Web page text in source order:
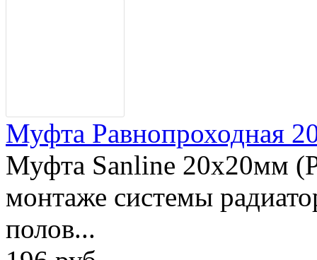
Муфта Равнопроходная
Муфта Sanline 20x20мм
монтаже системы
полов...